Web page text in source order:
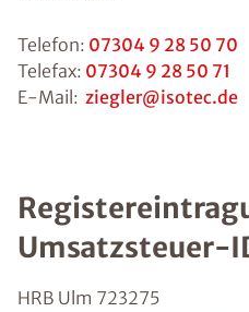
Telefon: 07304 9 28 50 70
Telefax: 07304 9 28 50 71
E-Mail: ziegler@isotec.de
Umsatzsteuer-
HRB Ulm 723275